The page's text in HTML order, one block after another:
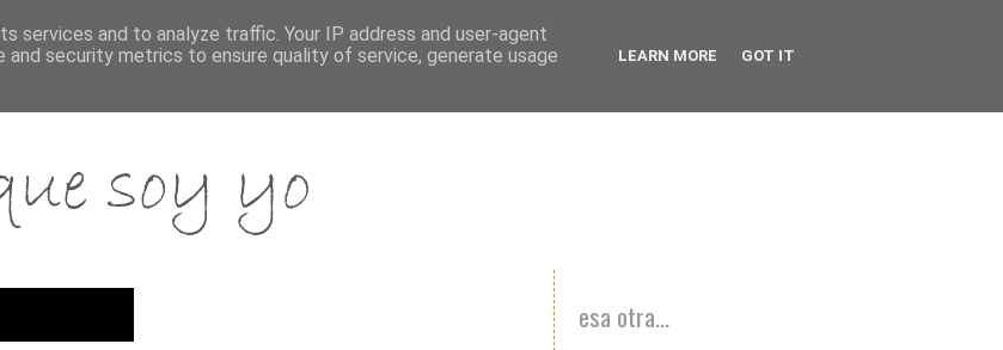
esa otra...
services and to analyze traffic. Your IP address and user-agent
and security metrics to ensure quality of service, generate usage
LEARN MORE GOT IT